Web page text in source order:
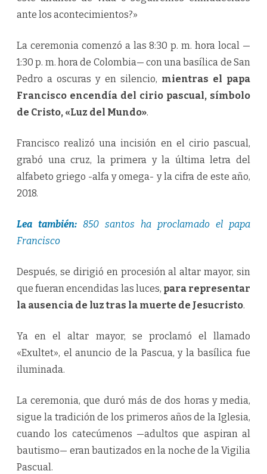
ante los acontecimientos?»
La ceremonia comenzó a las 8:30 p. m. hora local —
1:30 p. m. hora de Colombia— con una basílica de San
Pedro a oscuras y en silencio, mientras el papa
Francisco encendía del cirio pascual, símbolo
de Cristo, «Luz del Mundo».
Francisco realizó una incisión en el cirio pascual,
grabó una cruz, la primera y la última letra del
alfabeto griego -alfa y omega- y la cifra de este año,
2018.
Lea también: 850 santos ha proclamado el papa
Francisco
Después, se dirigió en procesión al altar mayor, sin
que fueran encendidas las luces, para representar
la ausencia de luz tras la muerte de Jesucristo.
Ya en el altar mayor, se proclamó el llamado
«Exultet», el anuncio de la Pascua, y la basílica fue
iluminada.
La ceremonia, que duró más de dos horas y media,
sigue la tradición de los primeros años de la Iglesia,
cuando los catecúmenos —adultos que aspiran al
bautismo— eran bautizados en la noche de la Vigilia
Pascual.